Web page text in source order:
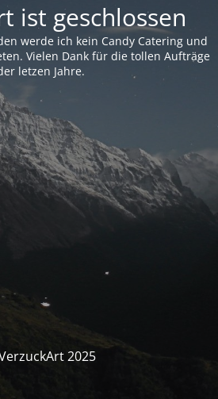
ist geschlossen
werde ich kein Candy Catering und
Vielen Dank für die tollen Aufträge
letzen Jahre.
2025